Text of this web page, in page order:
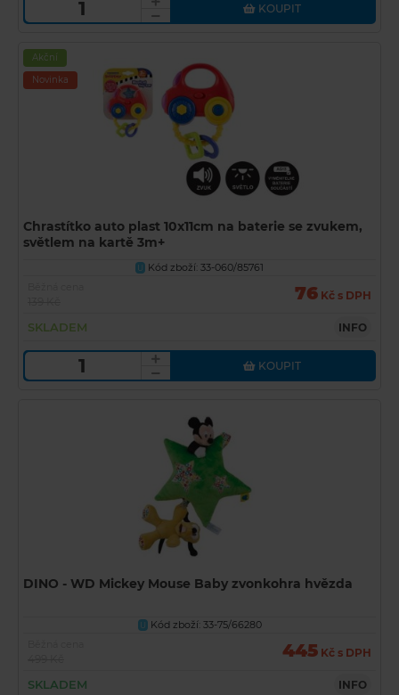
KOUPIT
Akční
Novinka
Chrastítko auto plast 10x11cm na baterie se zvukem,
světlem na kartě 3m+
U
Kód zboží: 33-060/85761
76 Kč s DPH
SKLADEM INFO
KOUPIT
DINO - WD Mickey Mouse Baby zvonkohra hvězda
U Kód zboží: 33-75/66280
445 Kč s DPH
SKLADEM INFO